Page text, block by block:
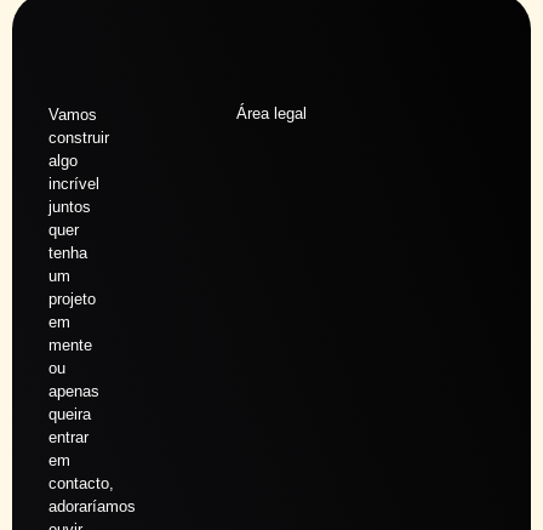
Vamos
construir
algo
incrível
juntos
quer
tenha
um
projeto
em
mente
ou
apenas
queira
entrar
em
contacto,
adoraríamos
Área legal